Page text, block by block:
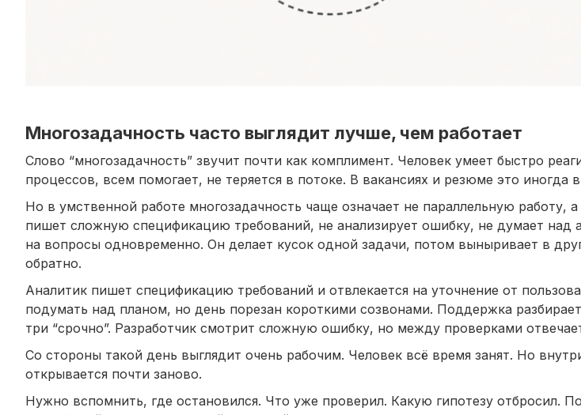
Многозадачность часто выглядит лучше, чем работает
Слово “многозадачность” звучит почти как комплимент. Человек умеет быстро
процессов, всем помогает, не теряется в потоке. В вакансиях и резюме это иногда
Но в умственной работе многозадачность чаще означает не параллельную работу,
пишет сложную спецификацию требований, не анализирует ошибку, не думает над
на вопросы одновременно. Он делает кусок одной задачи, потом выныривает в
обратно.
Аналитик пишет спецификацию требований и отвлекается на уточнение от
подумать над планом, но день порезан короткими созвонами. Поддержка
три “срочно”. Разработчик смотрит сложную ошибку, но между проверками
Со стороны такой день выглядит очень рабочим. Человек всё время занят. Но
открывается почти заново.
Нужно вспомнить, где остановился. Что уже проверил. Какую гипотезу отбросил.